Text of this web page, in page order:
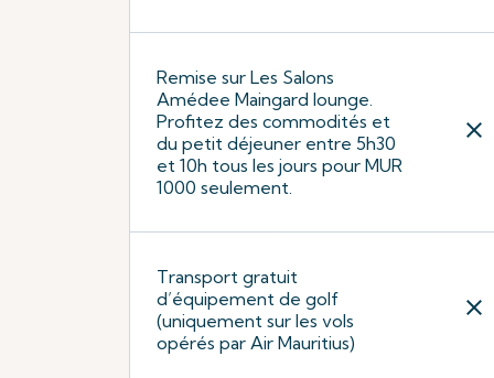
Remise sur Les Salons
Amédee Maingard lounge.
Profitez des commodités et
du petit déjeuner entre 5h30
et 10h tous les jours pour MUR
1000 seulement.
close
Transport gratuit
d’équipement de golf
(uniquement sur les vols
opérés par Air Mauritius)
close